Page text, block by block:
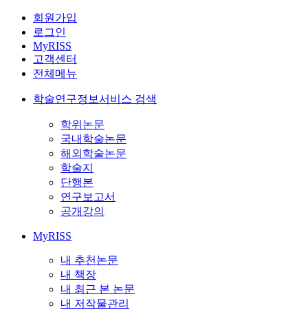
회원가입
로그인
MyRISS
고객센터
전체메뉴
학술연구정보서비스 검색
학위논문
국내학술논문
해외학술논문
학술지
단행본
연구보고서
공개강의
MyRISS
내 추천논문
내 책장
내 최근 본 논문
내 저작물관리